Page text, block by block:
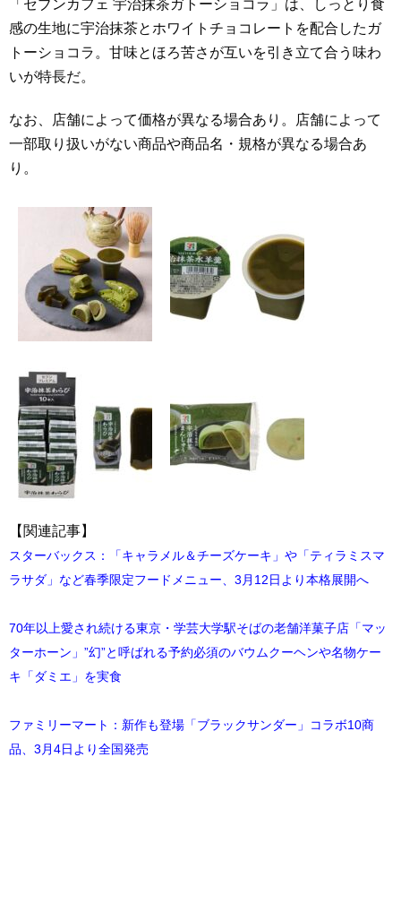
「セブンカフェ 宇治抹茶ガトーショコラ」は、しっとり食
感の生地に宇治抹茶とホワイトチョコレートを配合したガ
トーショコラ。甘味とほろ苦さが互いを引き立て合う味わ
いが特長だ。
なお、店舗によって価格が異なる場合あり。店舗によって
一部取り扱いがない商品や商品名・規格が異なる場合あ
り。
【関連記事】
スターバックス：「キャラメル＆チーズケーキ」や「ティラミスマ
ラサダ」など春季限定フードメニュー、3月12日より本格展開へ
70年以上愛され続ける東京・学芸大学駅そばの老舗洋菓子店「マッ
ターホーン」”幻”と呼ばれる予約必須のバウムクーヘンや名物ケー
キ「ダミエ」を実食
ファミリーマート：新作も登場「ブラックサンダー」コラボ10商
品、3月4日より全国発売